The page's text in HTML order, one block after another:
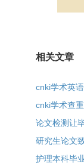
相关文章
cnki学术英
cnki学术查
论文检测让
研究生论文
护理本科毕